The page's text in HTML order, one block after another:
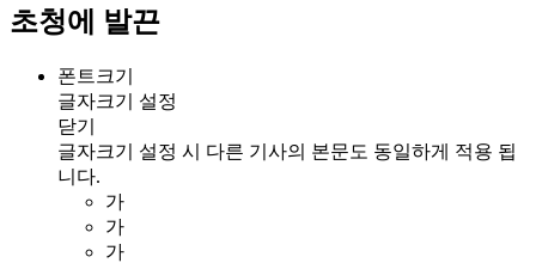
초청에 발끈
폰트크기
글자크기 설정
닫기
글자크기 설정 시 다른 기사의 본문도 동일하게 적용 됩
니다.
가
가
가